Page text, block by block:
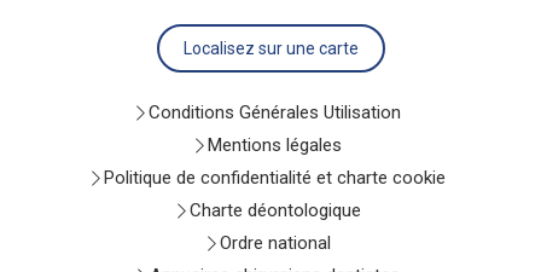
Localisez sur une carte
Conditions Générales Utilisation
Mentions légales
Politique de confidentialité et charte cookie
Charte déontologique
Ordre national